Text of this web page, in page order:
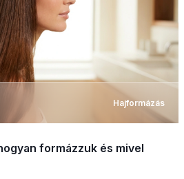
Hajformázás
formázzuk és mivel